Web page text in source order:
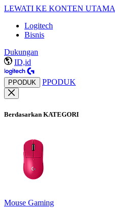
LEWATI KE KONTEN UTAMA
Logitech
Bisnis
Dukungan
ID,id
PPODUK PPODUK
Berdasarkan KATEGORI
Mouse Gaming